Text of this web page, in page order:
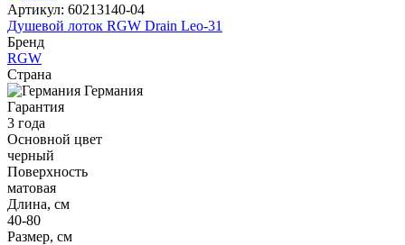
Артикул: 60213140-04
Душевой лоток RGW Drain Leo-31
Бренд
RGW
Страна
Германия
Гарантия
3 года
Основной цвет
черный
Поверхность
матовая
Длина, см
40-80
Размер, см